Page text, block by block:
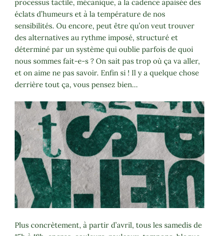
processus tactile, mécanique, à la cadence apaisée des
éclats d’humeurs et à la température de nos
sensibilités. Ou encore, peut être qu’on veut trouver
des alternatives au rythme imposé, structuré et
déterminé par un système qui oublie parfois de quoi
nous sommes fait-e-s ? On sait pas trop où ça va aller,
et on aime ne pas savoir. Enfin si ! Il y a quelque chose
derrière tout ça, vous pensez bien…
Plus concrètement, à partir d’avril, tous les samedis de